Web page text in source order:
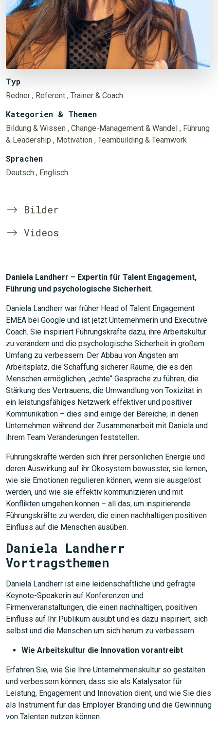
Typ
Redner , Referent , Trainer & Coach
Kategorien & Themen
Bildung & Wissen , Change-Management & Wandel , Führung
& Leadership , Motivation , Teambuilding & Teamwork
Sprachen
Deutsch , Englisch
Bilder
Videos
Daniela Landherr – Expertin für Talent Engagement,
Führung und psychologische Sicherheit.
Daniela Landherr war früher Head of Talent Engagement
EMEA bei Google und ist jetzt Unternehmerin und Executive
Coach. Sie inspiriert Führungskräfte dazu, ihre Arbeitskultur
zu verändern und die psychologische Sicherheit in großem
Umfang zu verbessern. Der Abbau von Ängsten am
Arbeitsplatz, die Schaffung sicherer Räume, die es den
Menschen ermöglichen, „echte“ Gespräche zu führen, die
Stärkung des Vertrauens, die Umwandlung von Toxizität in
ein leistungsfähiges Netzwerk effektiver und positiver
Kommunikation – dies sind einige der Bereiche, in denen
Unternehmen während der Zusammenarbeit mit Daniela und
ihrem Team Veränderungen feststellen.
Führungskräfte werden sich ihrer persönlichen Energie und
deren Auswirkung auf ihr Ökosystem bewusster, sie lernen,
wie sie Emotionen regulieren können, wenn sie ausgelöst
werden, und wie sie effektiv kommunizieren und mit
Konflikten umgehen können – all das, um inspirierende
Führungskräfte zu werden, die einen nachhaltigen positiven
Einfluss auf die Menschen ausüben.
Daniela Landherr
Vortragsthemen
Daniela Landherr ist eine leidenschaftliche und gefragte
Keynote-Speakerin auf Konferenzen und
Firmenveranstaltungen, die einen nachhaltigen, positiven
Einfluss auf Ihr Publikum ausübt und es dazu inspiriert, sich
selbst und die Menschen um sich herum zu verbessern.
Wie Arbeitskultur die Innovation vorantreibt
Erfahren Sie, wie Sie Ihre Unternehmenskultur so gestalten
und verbessern können, dass sie als Katalysator für
Leistung, Engagement und Innovation dient, und wie Sie dies
als Instrument für das Employer Branding und die Gewinnung
von Talenten nutzen können.